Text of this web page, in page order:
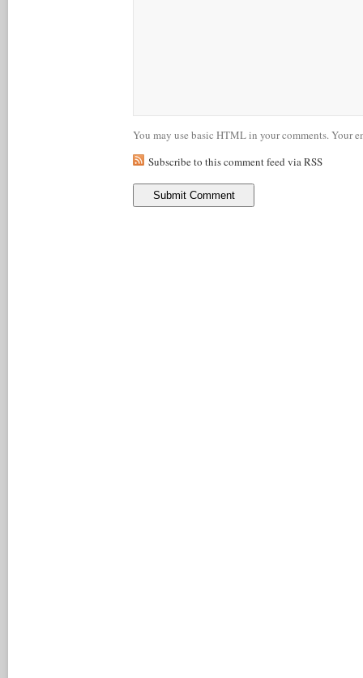
You may use basic HTML in your comments. Your
Subscribe to this comment feed via RSS